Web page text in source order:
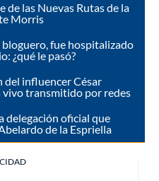
las Nuevas Rutas de la
Morris
fue hospitalizado
¿qué le pasó?
del influencer César
vivo transmitido por redes
delegación oficial que
de la Espriella